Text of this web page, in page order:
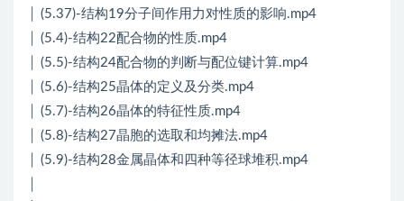
│ (5.37)-结构19分子间作用力对性质的影响.mp4
│ (5.4)-结构22配合物的性质.mp4
│ (5.5)-结构24配合物的判断与配位键计算.mp4
│ (5.6)-结构25晶体的定义及分类.mp4
│ (5.7)-结构26晶体的特征性质.mp4
│ (5.8)-结构27晶胞的选取和均摊法.mp4
│ (5.9)-结构28金属晶体和四种等径球堆积.mp4